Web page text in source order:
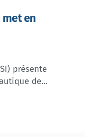
met en
présente
de...